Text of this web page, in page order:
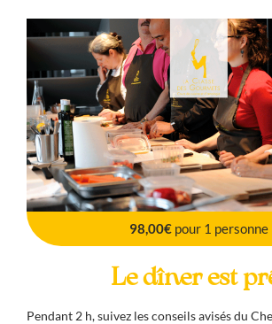
98,00€ pour 1 personne
Le dîner est
Pendant 2 h, suivez les conseils avisés du